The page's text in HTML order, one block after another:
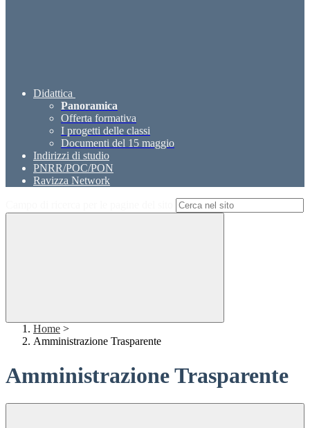
Didattica
Panoramica
Offerta formativa
I progetti delle classi
Documenti del 15 maggio
Indirizzi di studio
PNRR/POC/PON
Ravizza Network
Home >
Amministrazione Trasparente
Amministrazione Trasparente